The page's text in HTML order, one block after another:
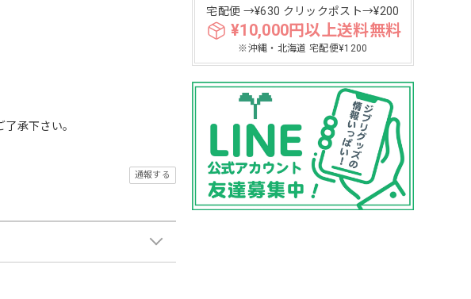
宅配便 →¥630 クリックポスト→¥200
¥10,000円以上送料無料
※沖縄・北海道 宅配便¥1200
承下さい。
通報する